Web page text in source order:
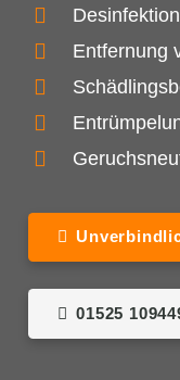
Entfernung
01525